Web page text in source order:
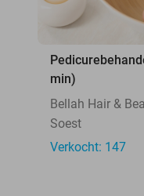
min)
Bellah Hair &
Soest
Verkocht: 147